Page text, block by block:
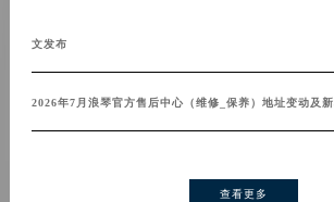
文发布
2026年7月浪琴官方售后中心（维修_保养）地址变动及
查看更多